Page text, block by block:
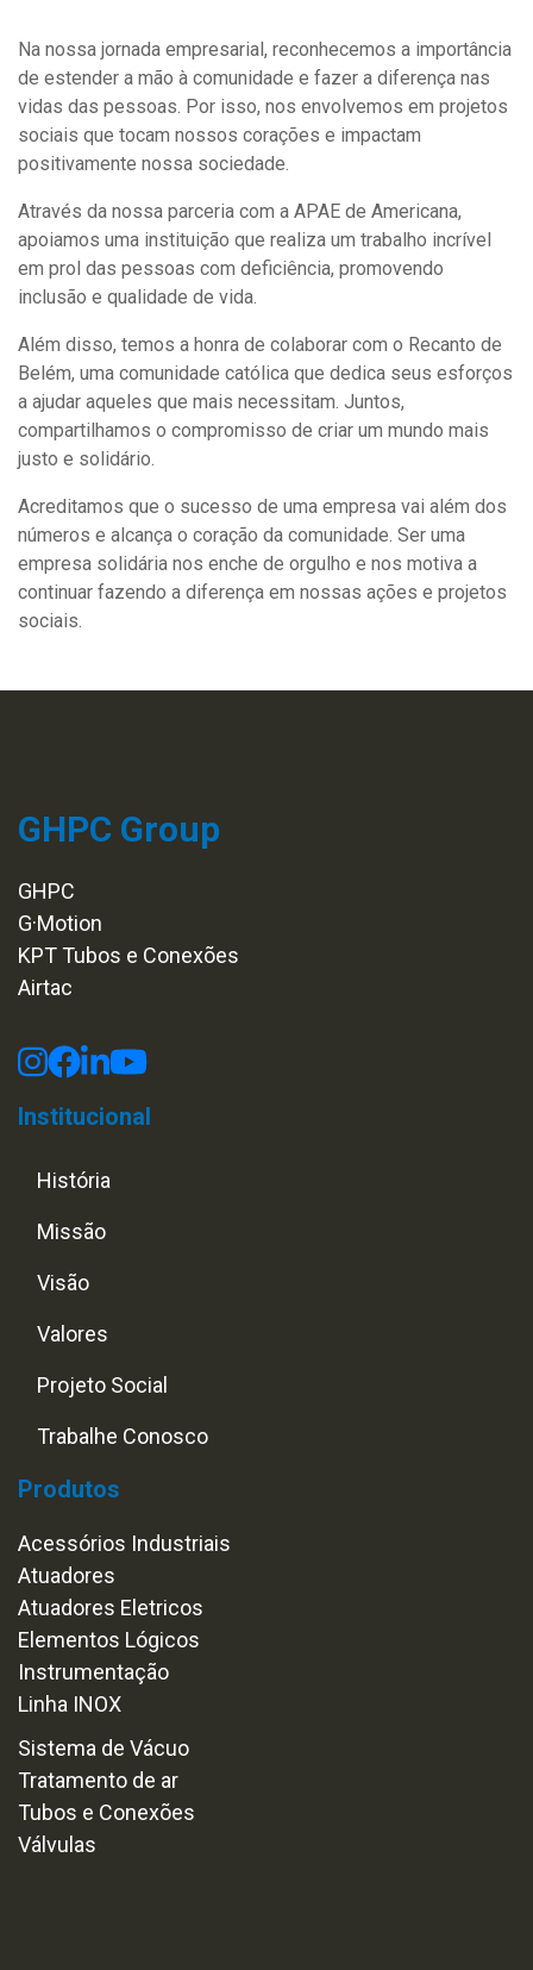
Na nossa jornada empresarial, reconhecemos a importância
de estender a mão à comunidade e fazer a diferença nas
vidas das pessoas. Por isso, nos envolvemos em projetos
sociais que tocam nossos corações e impactam
positivamente nossa sociedade.
Através da nossa parceria com a APAE de Americana,
apoiamos uma instituição que realiza um trabalho incrível
em prol das pessoas com deficiência, promovendo
inclusão e qualidade de vida.
Além disso, temos a honra de colaborar com o Recanto de
Belém, uma comunidade católica que dedica seus esforços
a ajudar aqueles que mais necessitam. Juntos,
compartilhamos o compromisso de criar um mundo mais
justo e solidário.
Acreditamos que o sucesso de uma empresa vai além dos
números e alcança o coração da comunidade. Ser uma
empresa solidária nos enche de orgulho e nos motiva a
continuar fazendo a diferença em nossas ações e projetos
sociais.
GHPC Group
GHPC
G·Motion
KPT Tubos e Conexões
Airtac
Institucional
História
Missão
Visão
Valores
Projeto Social
Trabalhe Conosco
Produtos
Acessórios Industriais
Atuadores
Atuadores Eletricos
Elementos Lógicos
Instrumentação
Linha INOX
Sistema de Vácuo
Tratamento de ar
Tubos e Conexões
Válvulas